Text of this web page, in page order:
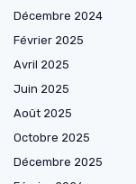
Décembre 2024
Février 2025
Avril 2025
Juin 2025
Août 2025
Octobre 2025
Décembre 2025